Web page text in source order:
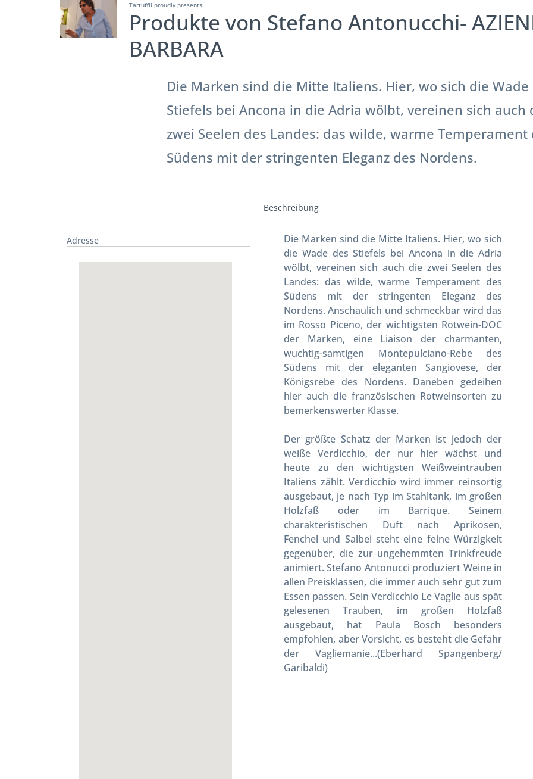
Tartuffli proudly presents:
Produkte von Stefano Antonucchi-
BARBARA
Die Marken sind die Mitte Italiens. Hier, wo sich die Wade
Stiefels bei Ancona in die Adria wölbt, vereinen sich auch
zwei Seelen des Landes: das wilde, warme Temperament
Südens mit der stringenten Eleganz des Nordens.
Adresse
Beschreibung
Die Marken sind die Mitte Italiens. Hier, wo sich
die Wade des Stiefels bei Ancona in die Adria
wölbt, vereinen sich auch die zwei Seelen des
Landes: das wilde, warme Temperament des
Südens mit der stringenten Eleganz des
Nordens. Anschaulich und schmeckbar wird das
im Rosso Piceno, der wichtigsten Rotwein-DOC
der Marken, eine Liaison der charmanten,
wuchtig-samtigen Montepulciano-Rebe des
Südens mit der eleganten Sangiovese, der
Königsrebe des Nordens. Daneben gedeihen
hier auch die französischen Rotweinsorten zu
bemerkenswerter Klasse.
Der größte Schatz der Marken ist jedoch der
weiße Verdicchio, der nur hier wächst und
heute zu den wichtigsten Weißweintrauben
Italiens zählt. Verdicchio wird immer reinsortig
ausgebaut, je nach Typ im Stahltank, im großen
Holzfaß oder im Barrique. Seinem
charakteristischen Duft nach Aprikosen,
Fenchel und Salbei steht eine feine Würzigkeit
gegenüber, die zur ungehemmten Trinkfreude
animiert. Stefano Antonucci produziert Weine in
allen Preisklassen, die immer auch sehr gut zum
Essen passen. Sein Verdicchio Le Vaglie aus spät
gelesenen Trauben, im großen Holzfaß
ausgebaut, hat Paula Bosch besonders
empfohlen, aber Vorsicht, es besteht die Gefahr
der Vagliemanie...(Eberhard Spangenberg/
Garibaldi)